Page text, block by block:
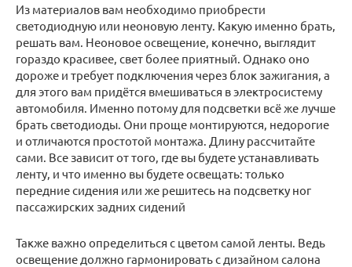
Из материалов вам необходимо приобрести
светодиодную или неоновую ленту. Какую именно брать,
решать вам. Неоновое освещение, конечно, выглядит
гораздо красивее, свет более приятный. Однако оно
дороже и требует подключения через блок зажигания, а
для этого вам придётся вмешиваться в электросистему
автомобиля. Именно потому для подсветки всё же лучше
брать светодиоды. Они проще монтируются, недорогие
и отличаются простотой монтажа. Длину рассчитайте
сами. Все зависит от того, где вы будете устанавливать
ленту, и что именно вы будете освещать: только
передние сидения или же решитесь на подсветку ног
пассажирских задних сидений
Также важно определиться с цветом самой ленты. Ведь
освещение должно гармонировать с дизайном салона